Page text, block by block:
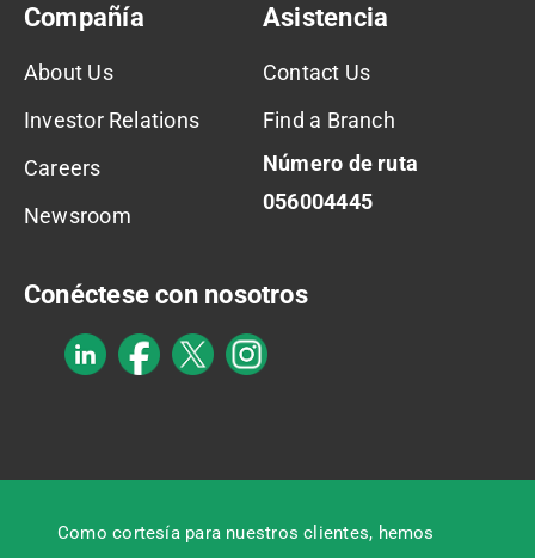
Compañía
About Us
Investor Relations
Careers
Newsroom
Asistencia
Contact Us
Find a Branch
Número de ruta
056004445
Conéctese con nosotros
Como cortesía para nuestros clientes, hemos